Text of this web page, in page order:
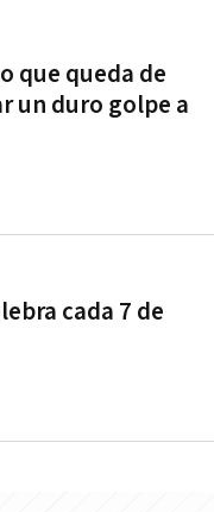
que queda de
un duro golpe a
cada 7 de